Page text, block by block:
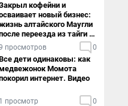
кофейни и
новый бизнес:
алтайского Маугли
переезда из тайги в
просмотров 0
дети одинаковы: как
Момота
интернет. Видео
1 просмотр 0